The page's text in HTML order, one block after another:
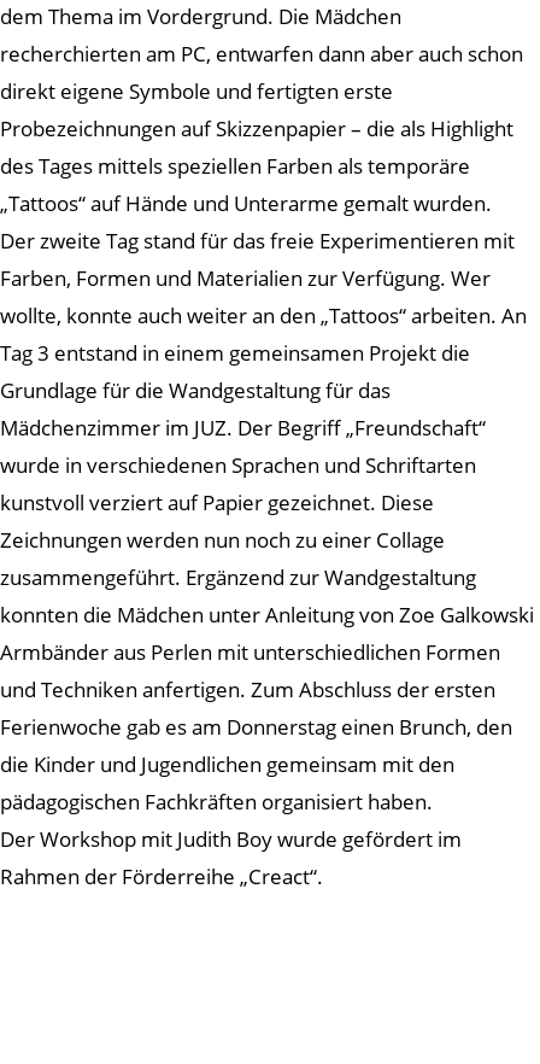
dem Thema im Vordergrund. Die Mädchen
recherchierten am PC, entwarfen dann aber auch schon
direkt eigene Symbole und fertigten erste
Probezeichnungen auf Skizzenpapier – die als Highlight
des Tages mittels speziellen Farben als temporäre
„Tattoos“ auf Hände und Unterarme gemalt wurden.
Der zweite Tag stand für das freie Experimentieren mit
Farben, Formen und Materialien zur Verfügung. Wer
wollte, konnte auch weiter an den „Tattoos“ arbeiten. An
Tag 3 entstand in einem gemeinsamen Projekt die
Grundlage für die Wandgestaltung für das
Mädchenzimmer im JUZ. Der Begriff „Freundschaft“
wurde in verschiedenen Sprachen und Schriftarten
kunstvoll verziert auf Papier gezeichnet. Diese
Zeichnungen werden nun noch zu einer Collage
zusammengeführt. Ergänzend zur Wandgestaltung
konnten die Mädchen unter Anleitung von Zoe Galkowski
Armbänder aus Perlen mit unterschiedlichen Formen
und Techniken anfertigen. Zum Abschluss der ersten
Ferienwoche gab es am Donnerstag einen Brunch, den
die Kinder und Jugendlichen gemeinsam mit den
pädagogischen Fachkräften organisiert haben.
Der Workshop mit Judith Boy wurde gefördert im
Rahmen der Förderreihe „Creact“.